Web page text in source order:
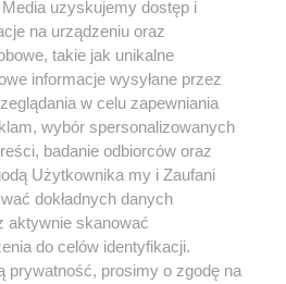
uzyskujemy dostęp i
na urządzeniu oraz
takie jak unikalne
informacje wysyłane przez
w celu zapewniania
wybór spersonalizowanych
badanie odbiorców oraz
Użytkownika my i Zaufani
dokładnych danych
aktywnie skanować
do celów identyfikacji.
prywatność, prosimy o zgodę na